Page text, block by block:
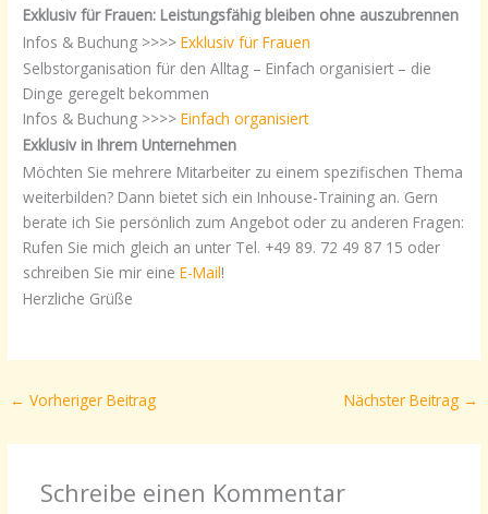
Exklusiv für Frauen: Leistungsfähig bleiben ohne auszubrennen
Infos & Buchung >>>>Exklusiv für Frauen
Selbstorganisation für den Alltag – Einfach organisiert – die
Dinge geregelt bekommen
Infos & Buchung >>>>Einfach organisiert
Exklusiv in Ihrem Unternehmen
Möchten Sie mehrere Mitarbeiter zu einem spezifischen Thema
weiterbilden? Dann bietet sich ein Inhouse-Training an. Gern
berate ich Sie persönlich zum Angebot oder zu anderen Fragen:
Rufen Sie mich gleich an unter Tel. +49 89. 72 49 87 15 oder
schreiben Sie mir eineE-Mail!
Herzliche Grüße
← Vorheriger Beitrag Nächster Beitrag →
Schreibe einen Kommentar